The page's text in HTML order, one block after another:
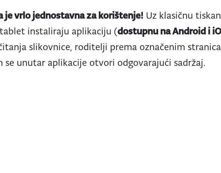
je vrlo jednostavna za korištenje! Uz klasičnu
instaliraju aplikaciju (dostupnu na Android i
slikovnice, roditelji prema označenim
se unutar aplikacije otvori odgovarajući sadržaj.